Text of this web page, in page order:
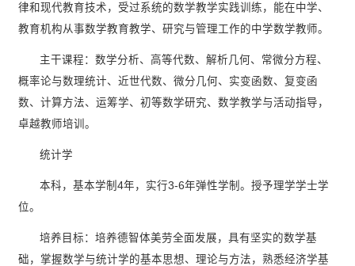
律和现代教育技术，受过系统的数学教学实践训练，能在中学、
教育机构从事数学教育教学、研究与管理工作的中学数学教师。
主干课程：数学分析、高等代数、解析几何、常微分方程、
概率论与数理统计、近世代数、微分几何、实变函数、复变函
数、计算方法、运筹学、初等数学研究、数学教学与活动指导，
卓越教师培训。
统计学
本科，基本学制4年，实行3-6年弹性学制。授予理学学士学
位。
培养目标：培养德智体美劳全面发展，具有坚实的数学基
础，掌握数学与统计学的基本思想、理论与方法，熟悉经济学基